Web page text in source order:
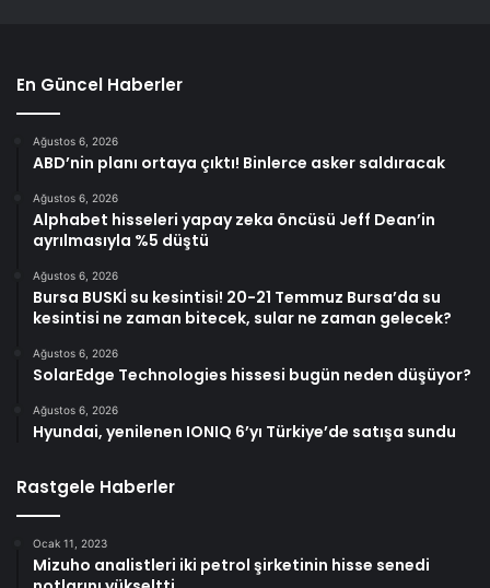
En Güncel Haberler
Ağustos 6, 2026
ABD’nin planı ortaya çıktı! Binlerce asker saldıracak
Ağustos 6, 2026
Alphabet hisseleri yapay zeka öncüsü Jeff Dean’in
ayrılmasıyla %5 düştü
Ağustos 6, 2026
Bursa BUSKİ su kesintisi! 20-21 Temmuz Bursa’da su
kesintisi ne zaman bitecek, sular ne zaman gelecek?
Ağustos 6, 2026
SolarEdge Technologies hissesi bugün neden düşüyor?
Ağustos 6, 2026
Hyundai, yenilenen IONIQ 6’yı Türkiye’de satışa sundu
Rastgele Haberler
Ocak 11, 2023
Mizuho analistleri iki petrol şirketinin hisse senedi